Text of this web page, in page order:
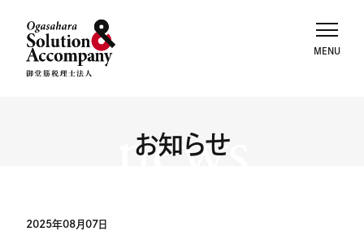
お知らせ
news
2025年08月07日